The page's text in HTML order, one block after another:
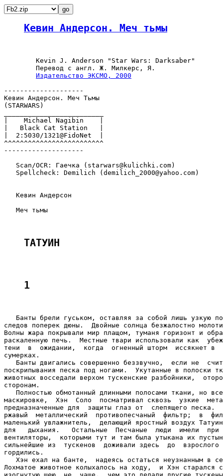
Кевин Андерсон. Меч тьмы
        Перевод с англ. Ж. Милкерс, Я.
Издательство ЭКСМО, 2000
--------------------
Кевин Андерсон. Меч Тьмы
(STARWARS)
|    Michael Nagibin    |
|   Black Cat Station   |
|  2:5030/1321@FidoNet  |
^^^^^^^^^^^^^^^^^^^^^^^^^
--------------------
   Scan/OCR: Гаечка (starwars@kulichki.com)
   Spellcheck: Demilich (demilich_2000@yahoo.com)
   Кевин Андерсон
   Меч тьмы
ТАТУИН
1